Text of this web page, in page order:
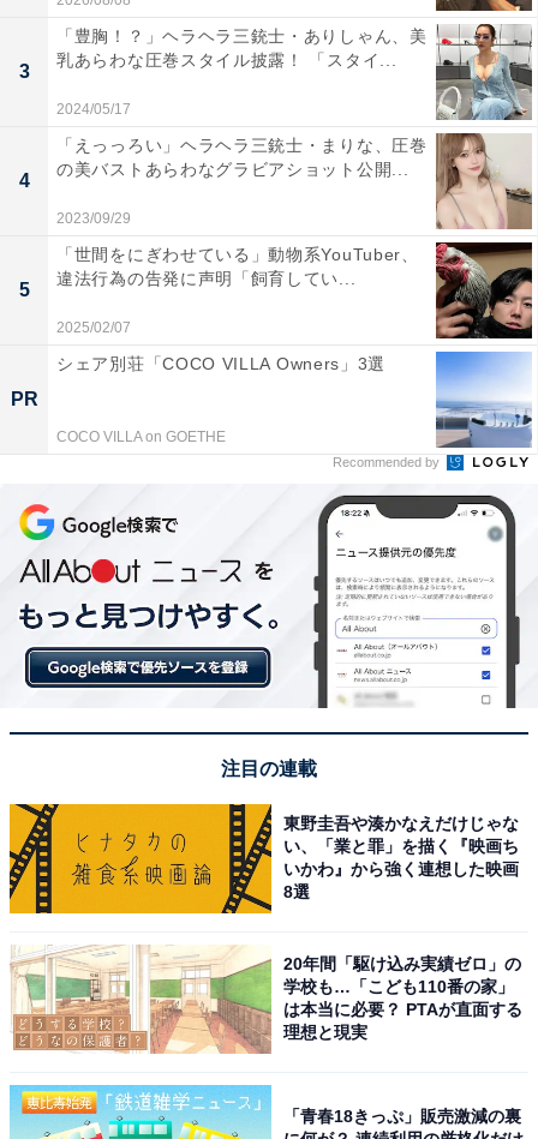
3
「豊胸！？」ヘラヘラ三銃士・ありしゃん、美
乳あらわな圧巻スタイル披露！ 「スタイ...
2024/05/17
4
「えっっろい」ヘラヘラ三銃士・まりな、圧巻
の美バストあらわなグラビアショット公開...
2023/09/29
5
「世間をにぎわせている」動物系YouTuber、
違法行為の告発に声明「飼育してい...
2025/02/07
PR
シェア別荘「COCO VILLA Owners」3選
COCO VILLA on GOETHE
Recommended by
注目の連載
東野圭吾や湊かなえだけじゃな
い、「業と罪」を描く『映画ち
いかわ』から強く連想した映画
8選
20年間「駆け込み実績ゼロ」の
学校も…「こども110番の家」
は本当に必要？ PTAが直面する
理想と現実
「青春18きっぷ」販売激減の裏